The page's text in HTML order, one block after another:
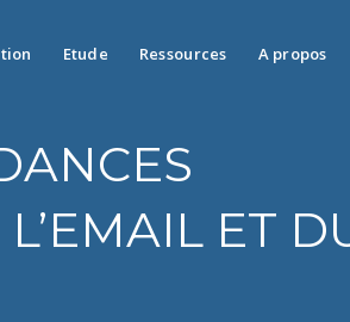
Etude Ressources A propos
ET